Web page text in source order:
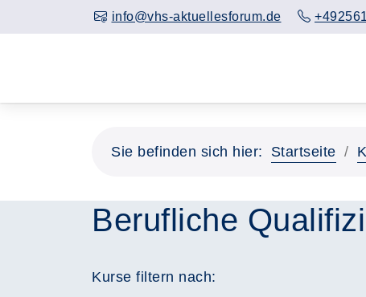
info@vhs-aktuellesforum.de
Sie befinden sich hier: Startseite
Berufliche
Kurse filtern nach: